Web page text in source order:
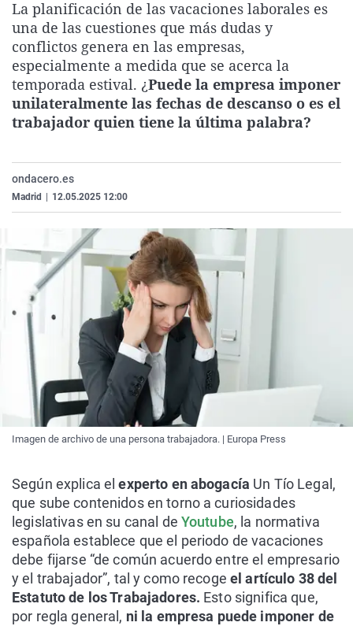
La rosa de los vientos
Gente viajera
Como el perro y el
Caso
Retornados
Equipo de
Operación Viuda
Extremadura
Galicia
La Rioja
Navarra
País Vasco
Virales
Televisión
Elecciones
La planificación de las vacaciones laborales es
una de las cuestiones que más dudas y
conflictos genera en las empresas,
especialmente a medida que se acerca la
temporada estival. ¿Puede la empresa imponer
unilateralmente las fechas de descanso o es el
trabajador quien tiene la última palabra?
ondacero.es
Madrid 12.05.2025 12:00
Imagen de archivo de una persona trabajadora. | Europa Press
Según explica elexperto en abogacía Un Tío Legal,
que sube contenidos en torno a curiosidades
legislativas en su canal de Youtube, la normativa
española establece que el periodo de vacaciones
debe fijarse “de común acuerdo entre el empresario
y el trabajador”, tal y como recogeel artículo 38 del
Estatuto de los Trabajadores. Esto significa que,
por regla general, ni la empresa puede imponer de